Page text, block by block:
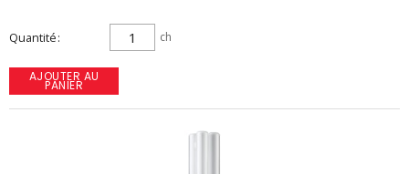
Quantité ch
AJOUTER AU
PANIER